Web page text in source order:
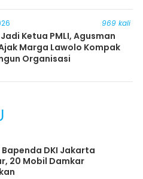
969 kali
Ketua PMLI, Agusman
Marga Lawolo Kompak
Organisasi
DKI Jakarta
20 Mobil Damkar